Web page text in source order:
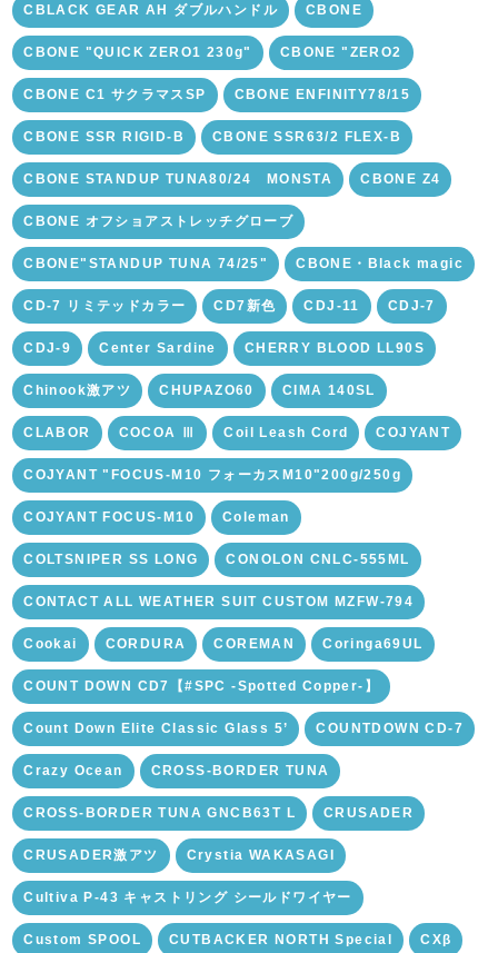
CBLACK GEAR AH ダブルハンドル CBONE
CBONE "QUICK ZERO1 230g" CBONE "ZERO2
CBONE C1 サクラマスSP CBONE ENFINITY78/15
CBONE SSR RIGID-B CBONE SSR63/2 FLEX-B
CBONE STANDUP TUNA80/24 MONSTA CBONE Z4
CBONE オフショアストレッチグローブ
CBONE"STANDUP TUNA 74/25" CBONE・Black magic
CD-7 リミテッドカラー CD7新色 CDJ-11 CDJ-7
CDJ-9 Center Sardine CHERRY BLOOD LL90S
Chinook激アツ CHUPAZO60 CIMA 140SL
CLABOR COCOA Ⅲ Coil Leash Cord COJYANT
COJYANT "FOCUS-M10 フォーカスM10"200g/250g
COJYANT FOCUS-M10 Coleman
COLTSNIPER SS LONG CONOLON CNLC-555ML
CONTACT ALL WEATHER SUIT CUSTOM MZFW-794
Cookai CORDURA COREMAN Coringa69UL
COUNT DOWN CD7【#SPC -Spotted Copper-】
Count Down Elite Classic Glass 5’ COUNTDOWN CD-7
Crazy Ocean CROSS-BORDER TUNA
CROSS-BORDER TUNA GNCB63T L CRUSADER
CRUSADER激アツ Crystia WAKASAGI
Cultiva P-43 キャストリング シールドワイヤー
Custom SPOOL CUTBACKER NORTH Special CXβ